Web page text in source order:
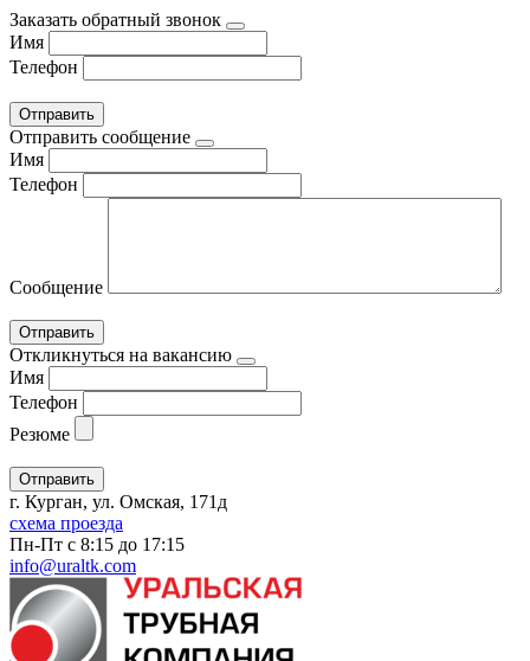
Заказать обратный звонок
Имя
Телефон
Отправить сообщение
Имя
Телефон
Сообщение
Откликнуться на вакансию
Имя
Телефон
Резюме
г. Курган, ул. Омская, 171д
схема проезда
Пн-Пт с 8:15 до 17:15
info@uraltk.com